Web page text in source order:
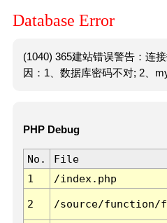
Database Error
(1040) 365建站错误警告：连
因：1、数据库密码不对; 2、
PHP Debug
No. File
1
/index.php
2 /source/function/